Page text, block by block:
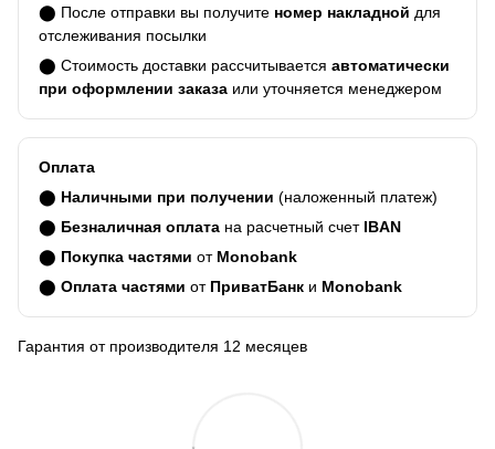
⬤ После отправки вы получите номер накладной для
отслеживания посылки
⬤ Стоимость доставки рассчитывается автоматически
при оформлении заказа или уточняется менеджером
Оплата
⬤ Наличными при получении (наложенный платеж)
⬤ Безналичная оплата на расчетный счет IBAN
⬤ Покупка частями от Monobank
⬤ Оплата частями от ПриватБанк и Monobank
Гарантия от производителя 12 месяцев